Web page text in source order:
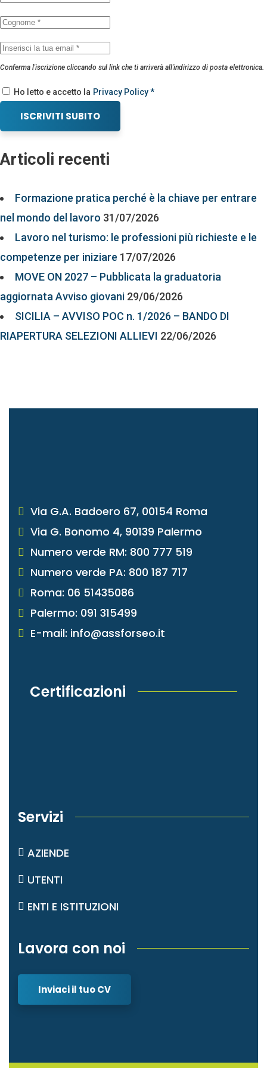
Conferma l'iscrizione cliccando sul link che ti arriverà all'indirizzo di posta elettronica.
Ho letto e accetto la Privacy Policy *
ISCRIVITI SUBITO
Articoli recenti
Formazione pratica perché è la chiave per entrare
nel mondo del lavoro 31/07/2026
Lavoro nel turismo: le professioni più richieste e le
competenze per iniziare 17/07/2026
MOVE ON 2027 – Pubblicata la graduatoria
aggiornata Avviso giovani 29/06/2026
SICILIA – AVVISO POC n. 1/2026 – BANDO DI
RIAPERTURA SELEZIONI ALLIEVI 22/06/2026
Via G.A. Badoero 67, 00154 Roma
Via G. Bonomo 4, 90139 Palermo
Numero verde RM: 800 777 519
Numero verde PA: 800 187 717
Roma: 06 51435086
Palermo: 091 315499
E-mail: info@assforseo.it
Certificazioni
Servizi
AZIENDE
UTENTI
ENTI E ISTITUZIONI
Lavora con noi
Inviaci il tuo CV